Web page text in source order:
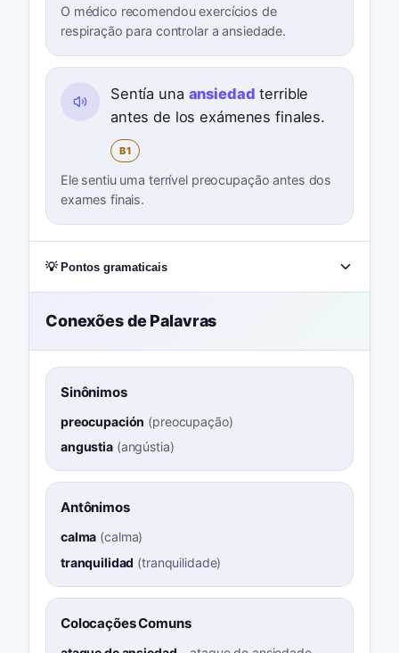
O médico recomendou exercícios de
respiração para controlar a ansiedade.
Sentía una ansiedad terrible
antes de los exámenes finales.
B1
Ele sentiu uma terrível preocupação antes dos
exames finais.
💡 Pontos gramaticais
Conexões de Palavras
Sinônimos
preocupación (preocupação)
angustia(angústia)
Antônimos
calma (calma)
tranquilidad (tranquilidade)
Colocações Comuns